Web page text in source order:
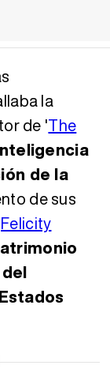
la
de 'The
de la
de sus
Felicity